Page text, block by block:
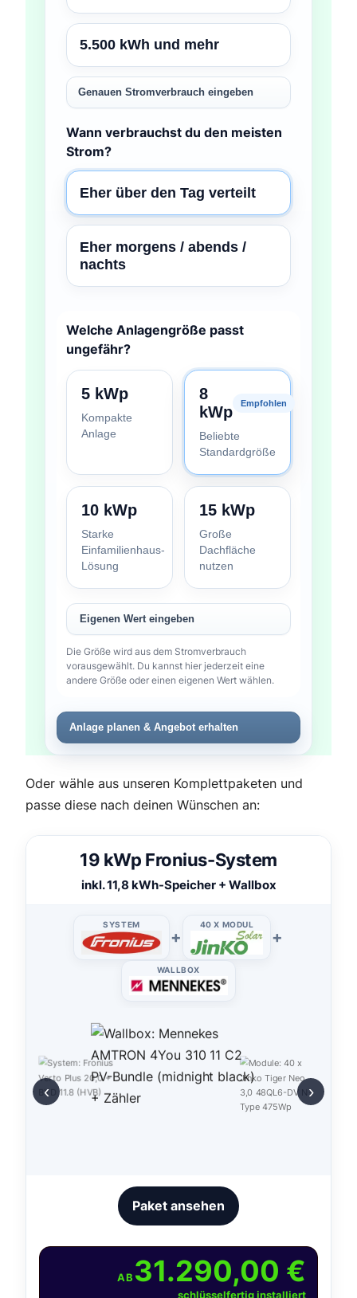
5.500 kWh und mehr
Genauen Stromverbrauch eingeben
Wann verbrauchst du den meisten
Strom?
Eher über den Tag verteilt
Eher morgens / abends /
nachts
Welche Anlagengröße passt
ungefähr?
5 kWp
Kompakte
Anlage
8
kWp
Empfohlen
Beliebte
Standardgröße
10 kWp
Starke
Einfamilienhaus-
Lösung
15 kWp
Große
Dachfläche
nutzen
Eigenen Wert eingeben
Die Größe wird aus dem Stromverbrauch
vorausgewählt. Du kannst hier jederzeit eine
andere Größe oder einen eigenen Wert wählen.
Anlage planen & Angebot erhalten
Oder wähle aus unseren Komplettpaketen und
passe diese nach deinen Wünschen an:
19 kWp Fronius-System
inkl. 11,8 kWh-Speicher + Wallbox
SYSTEM
+
40 X MODUL
+
WALLBOX
‹ ›
Paket ansehen
AB 31.290,00 €
schlüsselfertig installiert